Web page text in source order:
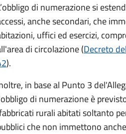
di numerazione si
anche secondari, che
uffici ed esercizi,
di circolazione (Decreto
).
in base al Punto 3
di numerazione è
rurali abitati soltanto
che non immettono